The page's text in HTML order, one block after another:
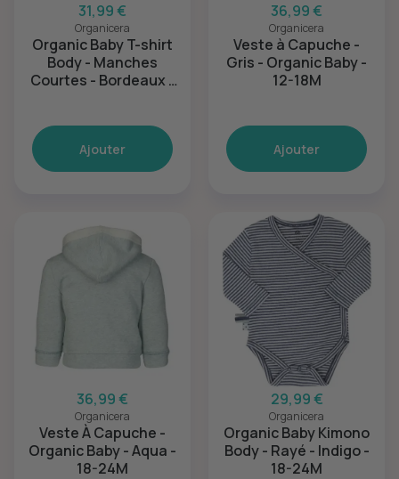
31,99 €
Organicera
Organic Baby T-shirt
Body - Manches
Courtes - Bordeaux -
Ajouter
36,99 €
Organicera
Veste à Capuche -
Gris - Organic Baby -
12-18M
Ajouter
36,99 €
Organicera
Veste À Capuche -
Organic Baby - Aqua -
18-24M
29,99 €
Organicera
Organic Baby Kimono
Body - Rayé - Indigo -
18-24M